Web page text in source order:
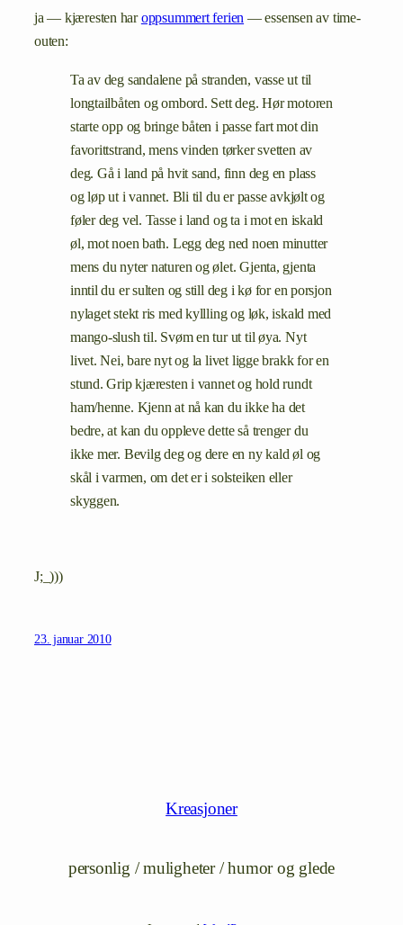
ja — kjæresten haroppsummert ferien — essensen av time-
outen:
Ta av deg sandalene på stranden, vasse ut til
longtailbåten og ombord. Sett deg. Hør motoren
starte opp og bringe båten i passe fart mot din
favorittstrand, mens vinden tørker svetten av
deg. Gå i land på hvit sand, finn deg en plass
og løp ut i vannet. Bli til du er passe avkjølt og
føler deg vel. Tasse i land og ta i mot en iskald
øl, mot noen bath. Legg deg ned noen minutter
mens du nyter naturen og ølet. Gjenta, gjenta
inntil du er sulten og still deg i kø for en porsjon
nylaget stekt ris med kyllling og løk, iskald med
mango-slush til. Svøm en tur ut til øya. Nyt
livet. Nei, bare nyt og la livet ligge brakk for en
stund. Grip kjæresten i vannet og hold rundt
ham/henne. Kjenn at nå kan du ikke ha det
bedre, at kan du oppleve dette så trenger du
ikke mer. Bevilg deg og dere en ny kald øl og
skål i varmen, om det er i solsteiken eller
skyggen.
J;_)))
23. januar 2010
Kreasjoner
personlig / muligheter / humor og glede